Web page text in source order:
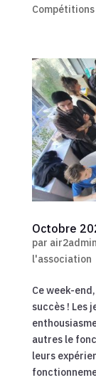
Compétitions
Octobre
par air2admin
l'association
Ce week-
succès ! Les
autres le
leurs